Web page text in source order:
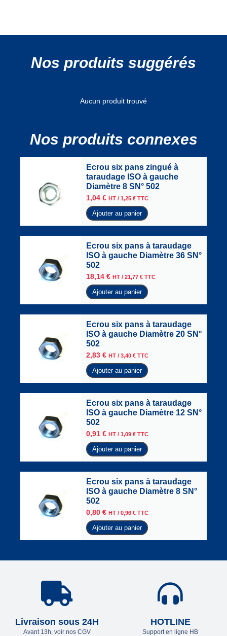
Nos produits suggérés
Aucun produit trouvé
Nos produits connexes
Ecrou six pans zingué à
taraudage ISO à gauche
Diamètre 8 SN° 502
1,04 € HT / 1,25 € TTC
Ajouter au panier
Ecrou six pans à taraudage
ISO à gauche Diamètre 36 SN°
502
18,14 € HT / 21,77 € TTC
Ajouter au panier
Ecrou six pans à taraudage
ISO à gauche Diamètre 20 SN°
502
2,83 € HT / 3,40 € TTC
Ajouter au panier
Ecrou six pans à taraudage
ISO à gauche Diamètre 12 SN°
502
0,91 € HT / 1,09 € TTC
Ajouter au panier
Ecrou six pans à taraudage
ISO à gauche Diamètre 8 SN°
502
0,80 € HT / 0,96 € TTC
Ajouter au panier
Livraison sous 24H
Avant 13h, voir nos CGV
HOTLINE
Support en ligne HB